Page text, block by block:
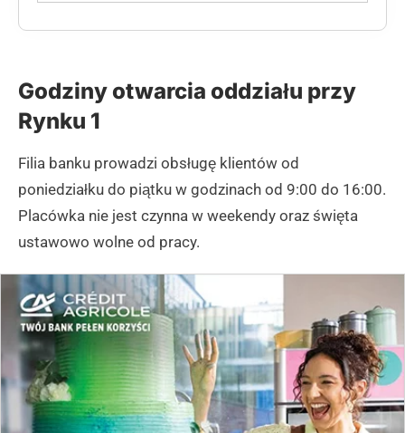
Godziny otwarcia oddziału przy
Rynku 1
Filia banku prowadzi obsługę klientów od
poniedziałku do piątku w godzinach od 9:00 do 16:00.
Placówka nie jest czynna w weekendy oraz święta
ustawowo wolne od pracy.